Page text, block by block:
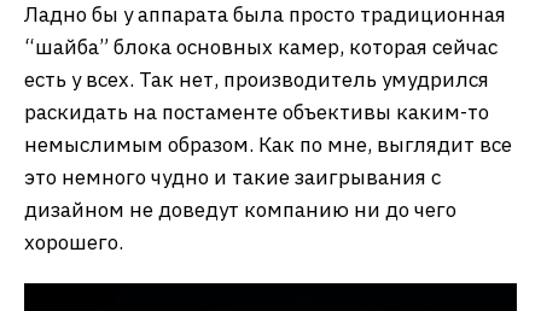
Ладно бы у аппарата была просто традиционная
“шайба” блока основных камер, которая сейчас
есть у всех. Так нет, производитель умудрился
раскидать на постаменте объективы каким-то
немыслимым образом. Как по мне, выглядит все
это немного чудно и такие заигрывания с
дизайном не доведут компанию ни до чего
хорошего.